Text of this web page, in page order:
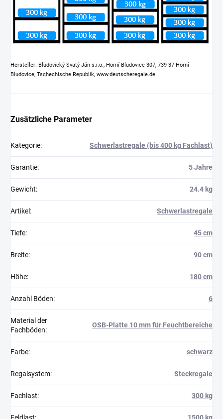
Hersteller: Bludovický Svatý Ján s.r.o., Horní Bludovice 307, 739 37 Horní
Bludovice, Tschechische Republik, www.deutscheregale.de
Zusätzliche Parameter
Kategorie: Schwerlastregale (bis 400 kg Fachlast)
Garantie: 5 Jahre
Gewicht: 24.4 kg
Artikel : Schwerlastregale
Tiefe: 45 cm
Breite: 90 cm
Höhe: 180 cm
Anzahl Böden: 6
Material der
Fachböden:
OSB-Platte 10 mm für Feuchtbereiche
Farbe: schwarz
Regalsystem: Steckregale
Fachlast: 300 kg